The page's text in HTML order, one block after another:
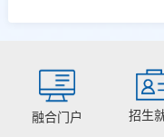
融合门户 招生